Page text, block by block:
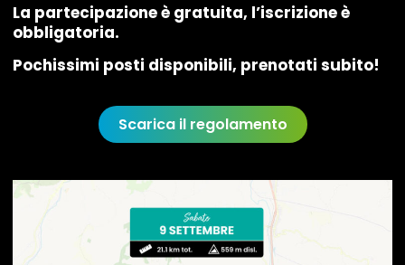
La partecipazione è gratuita, l’iscrizione è
obbligatoria.
Pochissimi posti disponibili, prenotati subito!
Scarica il regolamento